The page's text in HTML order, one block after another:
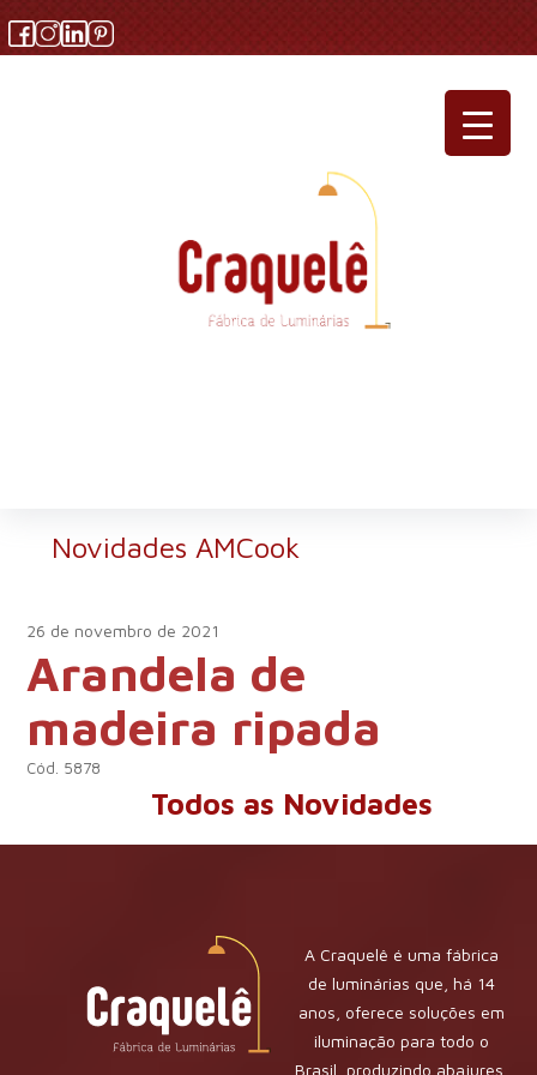
Novidades AMCook
26 de novembro de 2021
Arandela de
madeira ripada
Cód. 5878
Todos as Novidades
A Craquelê é uma fábrica
de luminárias que, há 14
anos, oferece soluções em
iluminação para todo o
Brasil, produzindo abajures,